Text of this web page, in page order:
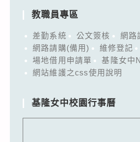
教職員專區
差勤系統 公文簽核
網路
網路請購(備用)
維修登記
場地借用申請單
基隆女中
網站維護之css使用說明
基隆女中校園行事曆